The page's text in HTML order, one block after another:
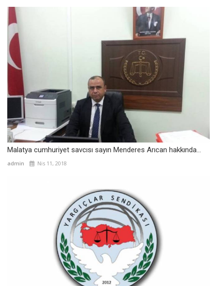
Malatya cumhuriyet savcısı sayın Menderes Arıcan hakkında...
admin Nis 11, 2018